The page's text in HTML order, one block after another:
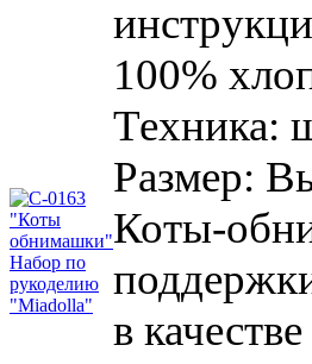
100%
Техника:
Размер:
Коты-
в